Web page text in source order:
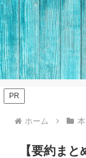
ホーム 本
PR
【要約ま